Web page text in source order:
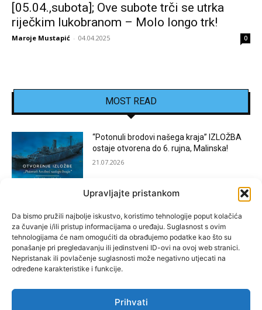
Upravljajte pristankom
Da bismo pružili najbolje iskustvo, koristimo tehnologije poput kolačića
za čuvanje i/ili pristup informacijama o uređaju. Suglasnost s ovim
tehnologijama će nam omogućiti da obrađujemo podatke kao što su
ponašanje pri pregledavanju ili jedinstveni ID-ovi na ovoj web stranici.
Nepristanak ili povlačenje suglasnosti može negativno utjecati na
određene karakteristike i funkcije.
Prihvati
[05.04.,subota]; Ove subote trči se utrka
riječkim lukobranom – Molo longo trk!
Maroje Mustapić - 04.04.2025 0
MOST READ
“Potonuli brodovi našega kraja” IZLOŽBA
ostaje otvorena do 6. rujna, Malinska!
21.07.2026
KOSTRENI”
15.07.2026
[BAKAR]: MARGARETINO LETO 2026!